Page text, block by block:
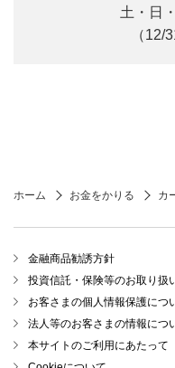
土・日
（12/
ホーム お金をかりる カ
金融商品勧誘方針
投資信託・保険等のお取り扱
お客さまの個人情報保護につ
法人等のお客さまの情報につ
本サイトのご利用にあたって